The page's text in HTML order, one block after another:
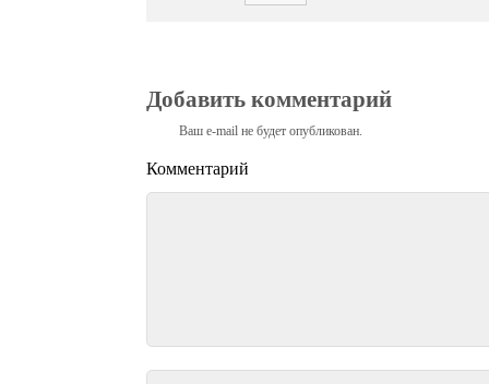
Добавить комментарий
Ваш e-mail не будет опубликован.
Комментарий